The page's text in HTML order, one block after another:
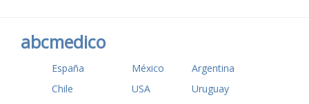
abcmedico
España México
Argentina
Chile
USA
Uruguay